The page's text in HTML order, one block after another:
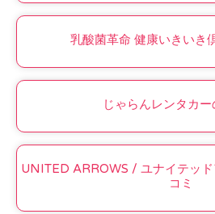
乳酸菌革命 健康いきいき
じゃらんレンタカー
UNITED ARROWS / ユナイテッ
コミ